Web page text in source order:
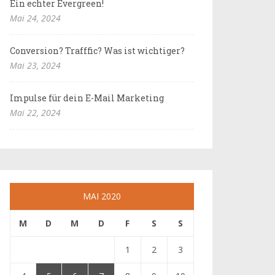
Ein echter Evergreen!
Mai 24, 2024
Conversion? Trafffic? Was ist wichtiger?
Mai 23, 2024
Impulse für dein E-Mail Marketing
Mai 22, 2024
MAI 2020
M D M D F S S
1 2 3